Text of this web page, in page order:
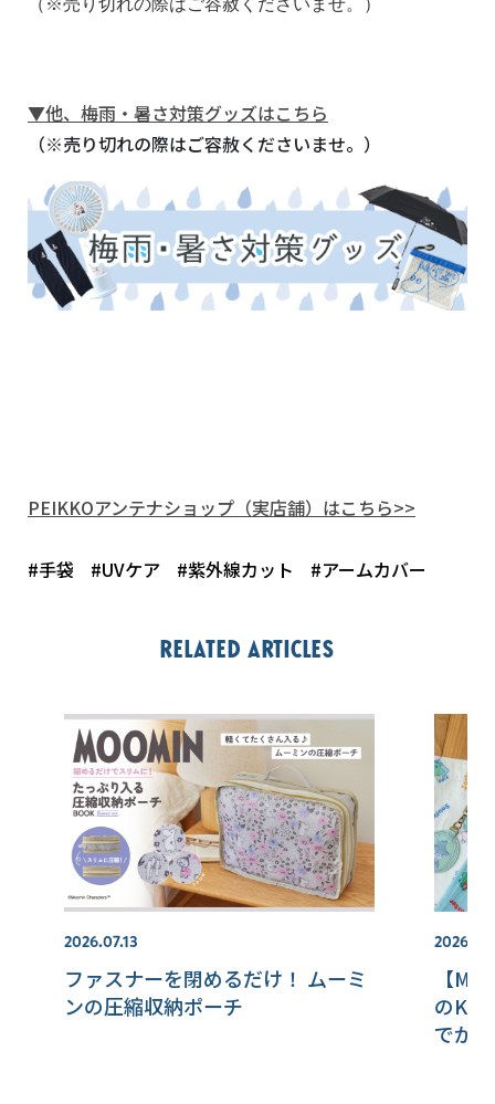
▼他、梅雨・暑さ対策グッズはこちら
（※売り切れの際はご容赦くださいませ。）
PEIKKOアンテナショップ（実店舗）はこちら>>
#手袋 #UVケア #紫外線カット #アームカバー
Related articles
2026.07.13
ファスナーを閉めるだけ！ ムーミ
ンの圧縮収納ポーチ
【
の
でか